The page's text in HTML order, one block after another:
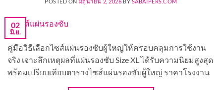
02
มิ.ย.
คู่มือวิธีเลือกไซส์แผ่นรองซับผู้ใหญ่ให้ครอบคลุมการใช้งาน
จริง เจาะลึกเหตุผลที่แผ่นรองซับ Size XL ได้รับความนิยมสูงสุด
พร้อมเปรียบเทียบตารางไซส์แผ่นรองซับผู้ใหญ่ ราคาโรงงาน